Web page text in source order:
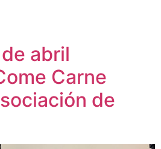
de abril
Carne
de